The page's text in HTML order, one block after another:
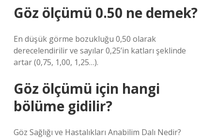
Göz ölçümü 0.50 ne demek?
En düşük görme bozukluğu 0,50 olarak
derecelendirilir ve sayılar 0,25’in katları şeklinde
artar (0,75, 1,00, 1,25…).
Göz ölçümü için hangi
bölüme gidilir?
Göz Sağlığı ve Hastalıkları Anabilim Dalı Nedir?